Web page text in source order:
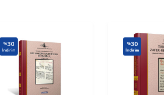
%30
İndirim
%30
İndirim